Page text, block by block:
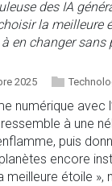
des IA
la meilleure
à en changer
2025
numérique avec
à une
puis
encore
meilleure étoile